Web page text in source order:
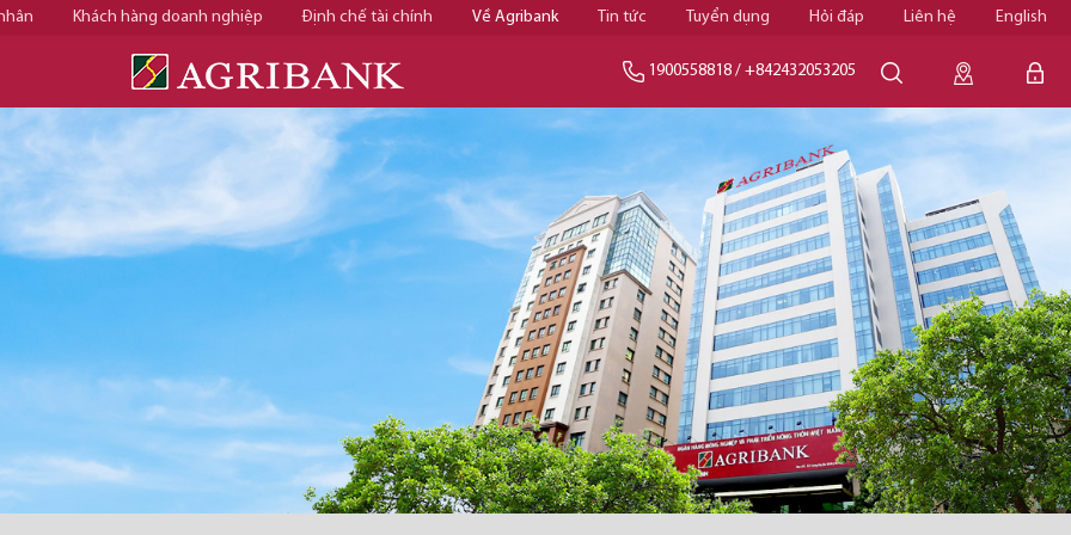
Khách hàng doanh nghiệp Định chế tài chính Về Agribank Tin tức Tuyển dụng Hỏi đáp Liên hệ English
1900558818 / +842432053205